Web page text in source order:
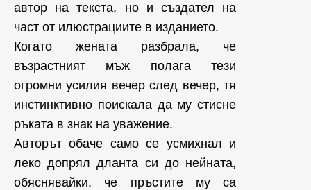
автор на текста, но и създател на
част от илюстрациите в изданието.
Когато жената разбрала, че
възрастният мъж полага тези
огромни усилия вечер след вечер, тя
инстинктивно поискала да му стисне
ръката в знак на уважение.
Авторът обаче само се усмихнал и
леко допрял дланта си до нейната,
обяснявайки, че пръстите му са